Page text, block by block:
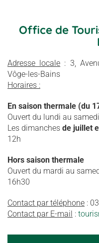
Office de
Adresse locale : 3,
Vôge-les-Bains
Horaires :
En saison thermale (du
Ouvert du lundi au
Les dimanches de juillet
12h
Hors saison thermale
Ouvert du mardi au
16h30
Contact par téléphone :
Contact par E-mail :